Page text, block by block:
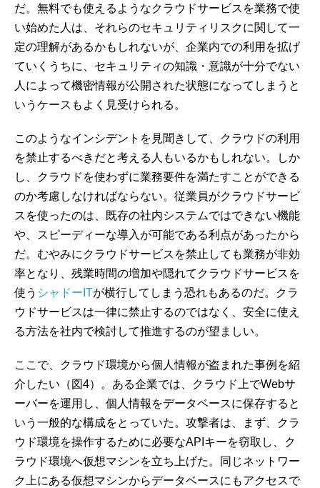
だ。無料でも使えるようなクラウドサービスを業務で使
い始めた人は、それらのセキュリティリスクに関して一
定の理解があるかもしれないが、企業内での利用を拡げ
ていくうちに、セキュリティの知識・意識が十分でない
人によって機密情報が公開された状態になってしまうと
いうケースもよく見受けられる。
このようなインシデントを見聞きして、クラウドの利用
を禁止するべきだと考える人もいるかもしれない。しか
し、クラウドを使わずに業務要件を満たすことができる
のか考慮しなければならない。従業員がクラウドサービ
スを使ったのは、既存の社内システムではできない機能
や、スピーディーな導入が可能である利点があったから
だ。むやみにクラウドサービスを禁止しても業務が非効
率となり、残業時間の増加や隠れてクラウドサービスを
使う シャドーITが横行してしまう恐れもあるのだ。クラ
ウドサービスは一律に禁止するのではなく、安全に使え
る方法を社内で検討して推進するのが望ましい。
ここで、クラウド環境から個人情報が盗まれた事例を紹
介したい（図4）。ある企業では、クラウド上でWebサ
ーバーを運用し、個人情報をデータベースに保存すると
いう一般的な構成をとっていた。攻撃者は、まず、クラ
ウド環境を操作するために必要なAPIキーを窃取し、ク
ラウド環境へ仮想マシンを立ち上げた。同じネットワー
ク上にある仮想マシンからデータベースにもアクセスで